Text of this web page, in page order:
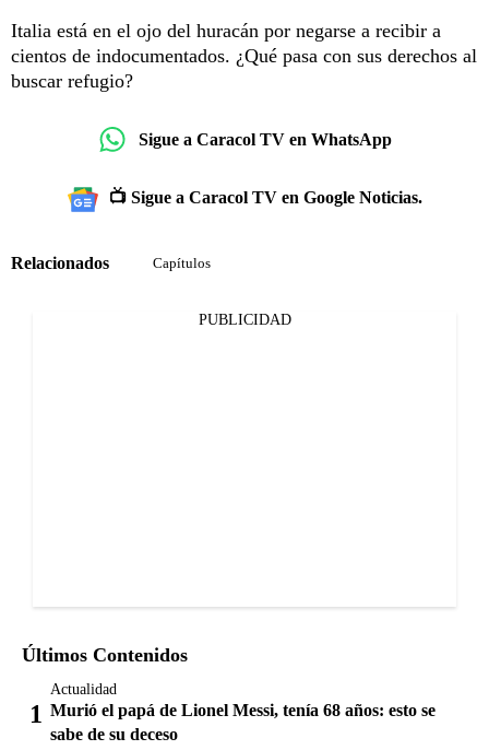
Italia está en el ojo del huracán por negarse a recibir a
cientos de indocumentados. ¿Qué pasa con sus derechos al
buscar refugio?
Sigue a Caracol TV en WhatsApp
📺 Sigue a Caracol TV en Google Noticias.
Relacionados Capítulos
PUBLICIDAD
Últimos Contenidos
Actualidad
Murió el papá de Lionel Messi, tenía 68 años: esto se
sabe de su deceso